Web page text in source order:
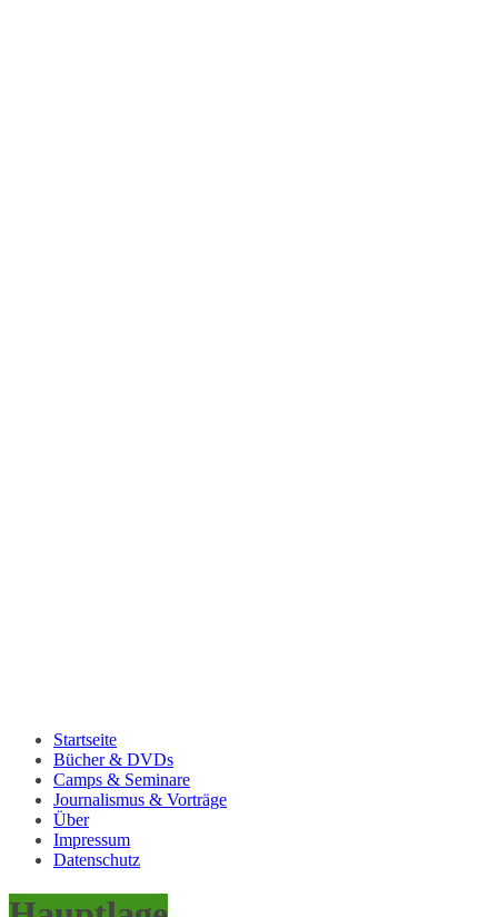
Startseite
Bücher & DVDs
Camps & Seminare
Journalismus & Vorträge
Über
Impressum
Datenschutz